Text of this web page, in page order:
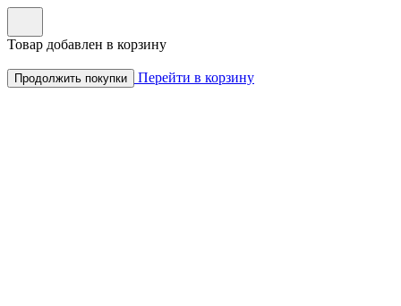
Товар добавлен в корзину
Продолжить покупки Перейти в корзину